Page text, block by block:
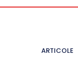
ARTICOLE